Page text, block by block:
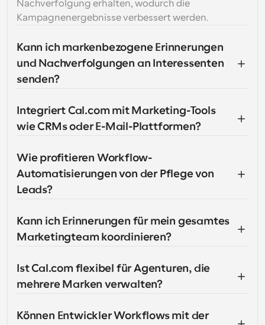
Nachverfolgung erhalten, wodurch die
Kampagnenergebnisse verbessert werden.
Kann ich markenbezogene Erinnerungen
und Nachverfolgungen an Interessenten
senden?
Integriert Cal.com mit Marketing-Tools
wie CRMs oder E-Mail-Plattformen?
Wie profitieren Workflow-
Automatisierungen von der Pflege von
Leads?
Kann ich Erinnerungen für mein gesamtes
Marketingteam koordinieren?
Ist Cal.com flexibel für Agenturen, die
mehrere Marken verwalten?
Können Entwickler Workflows mit der